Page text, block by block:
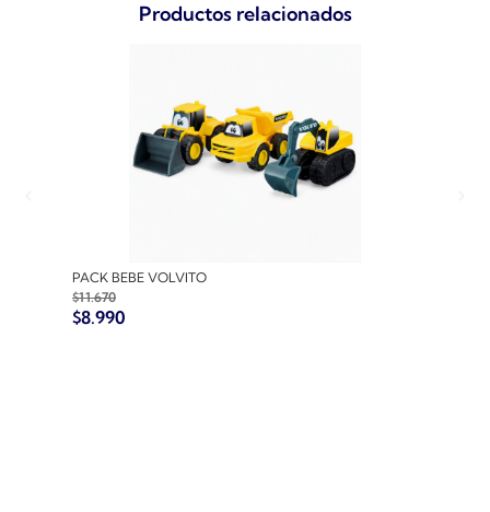
Productos relacionados
PACK BEBE VOLVITO
$11.670
$8.990